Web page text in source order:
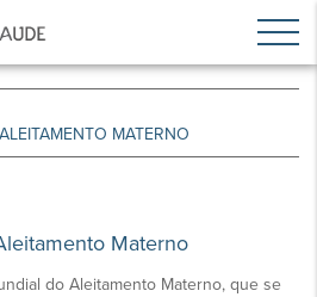
MATERNO
Materno
do Aleitamento Materno, que se